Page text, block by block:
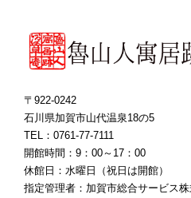
〒922-0242
石川県加賀市山代温泉18の5
TEL：0761-77-7111
開館時間：9：00～17：00
休館日：水曜日（祝日は開館）
指定管理者：加賀市総合サービス